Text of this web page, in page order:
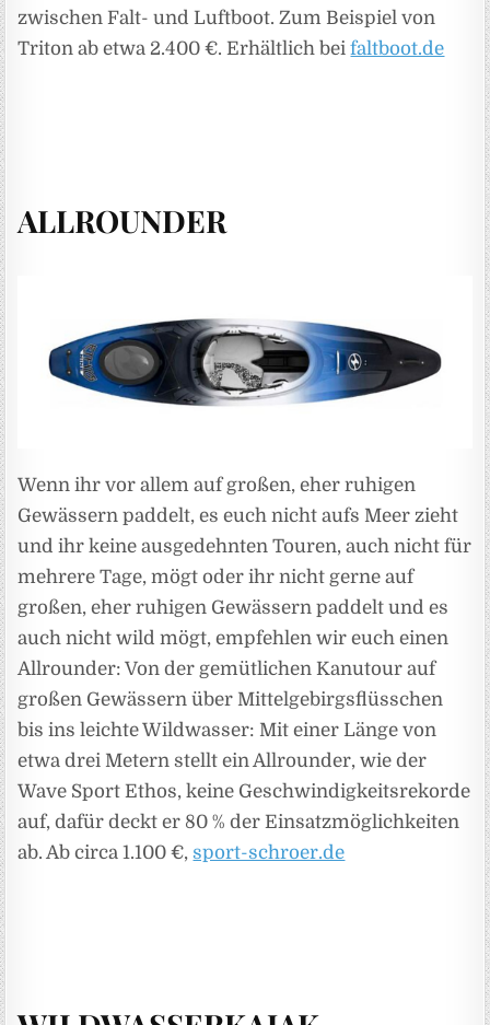
zwischen Falt-­ und Luftboot. Zum Beispiel von
Triton ab etwa 2.400 €. Erhältlich beifaltboot.de
ALLROUNDER
Wenn ihr vor allem auf großen, eher ruhigen
Gewässern paddelt, es euch nicht aufs Meer zieht
und ihr keine ausgedehnten Touren, auch nicht für
mehrere Tage, mögt oder ihr nicht gerne auf
großen, eher ruhigen Gewässern paddelt und es
auch nicht wild mögt, empfehlen wir euch einen
Allrounder: Von der gemütlichen Kanutour auf
großen Gewässern über Mittelgebirgsflüsschen
bis ins leichte Wildwasser: Mit einer Länge von
etwa drei Metern stellt ein Allrounder, wie der
Wave Sport Ethos, keine Geschwindigkeitsrekorde
auf, dafür deckt er 80 % der Einsatzmöglichkeiten
ab. Ab circa 1.100 €,sport­-schroer.de